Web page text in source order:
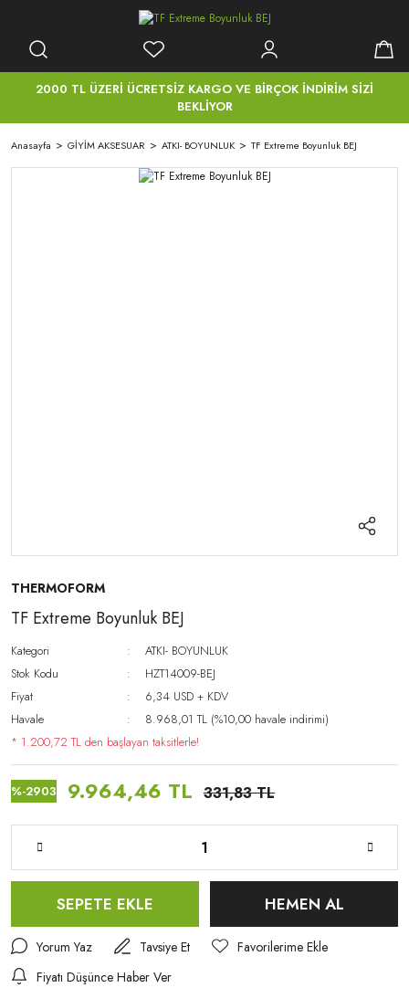
2000 TL ÜZERİ ÜCRETSİZ KARGO VE BİRÇOK İNDİRİM SİZİ
BEKLİYOR
Anasayfa GİYİM AKSESUAR ATKI- BOYUNLUK TF Extreme Boyunluk BEJ
THERMOFORM
TF Extreme Boyunluk BEJ
Kategori
ATKI- BOYUNLUK
Stok Kodu
HZT14009-BEJ
Fiyat
6,34 USD + KDV
Havale
8.968,01 TL (%10,00 havale indirimi)
* 1.200,72 TL den başlayan taksitlerle!
%-2903 9.964,46 TL 331,83 TL
SEPETE EKLE HEMEN AL
Yorum Yaz
Tavsiye Et
Fiyatı Düşünce Haber Ver